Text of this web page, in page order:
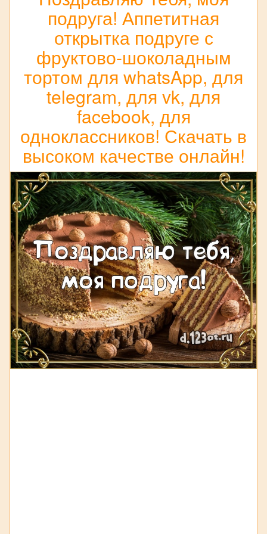
подруга! Аппетитная
открытка подруге с
фруктово-шоколадным
тортом для whatsApp, для
telegram, для vk, для
facebook, для
одноклассников! Скачать в
высоком качестве онлайн!